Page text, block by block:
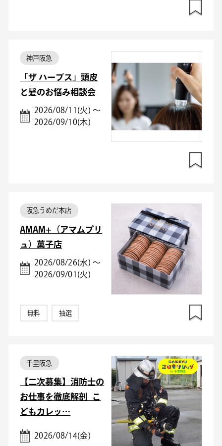
神戸阪急
「ザ ハーブス」頭皮
と髪のお悩み相談会
2026/08/11(火) ～
2026/09/10(木)
阪急うめだ本店
AMAM+（アマムプリ
ュ）菓子店
2026/08/26(水) ～
2026/09/01(火)
無料 抽選
千里阪急
【二次募集】消防士の
お仕事を徹底解剖_こ
どもカレッ…
2026/08/14(金)